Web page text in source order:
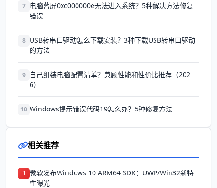
7 电脑蓝屏0xc000000e无法进入系统？5种解决方法修复
错误
8 USB转串口驱动怎么下载安装？3种下载USB转串口驱动
的方法
9
自己组装电脑配置清单？兼顾性能和性价比推荐（202
6）
10 Windows提示错误代码19怎么办？5种修复方法
相关推荐
1 微软发布Windows 10 ARM64 SDK：UWP/Win32新特
性曝光